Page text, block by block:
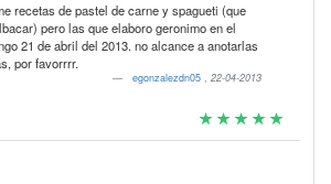
recetas de pastel de carne y spagueti (que
pero las que elaboro geronimo en el
21 de abril del 2013. no alcance a anotarlas
por favorrrr.
egonzalezdn05 , 22-04-2013